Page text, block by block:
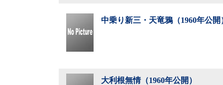
中乗り新三・天竜鴉（1960年公開
大利根無情（1960年公開）